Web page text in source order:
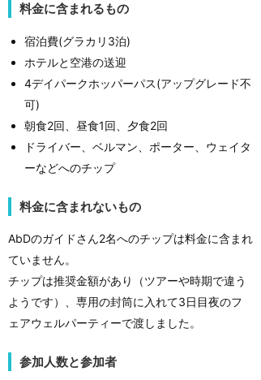
料金に含まれるもの
宿泊費(グラカリ3泊)
ホテルと空港の送迎
4デイパークホッパーパス(アップグレード不
可)
朝食2回、昼食1回、夕食2回
ドライバー、ベルマン、ポーター、ウェイタ
ーなどへのチップ
料金に含まれないもの
AbDのガイドさん2名へのチップは料金に含まれ
ていません。
チップは推奨金額があり（ツアーや時期で違う
ようです）、専用の封筒に入れて3日目夜のフ
ェアウェルパーティーで渡しました。
参加人数と参加者